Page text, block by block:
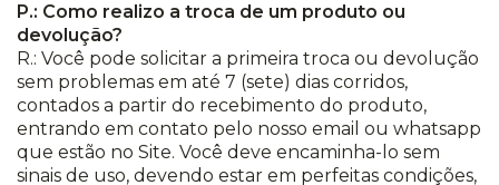
P.: Como realizo a troca de um produto ou
devolução?
R.: Você pode solicitar a primeira troca ou devolução
sem problemas em até 7 (sete) dias corridos,
contados a partir do recebimento do produto,
entrando em contato pelo nosso email ou whatsapp
que estão no Site. Você deve encaminha-lo sem
sinais de uso, devendo estar em perfeitas condições,